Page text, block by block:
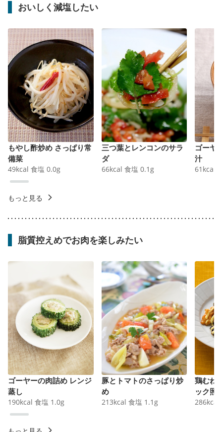
おいしく減塩したい
もやし酢炒め さっぱり常
備菜
49kcal 食塩 0.0g
三つ葉とレンコンのサラ
ダ
66kcal 食塩 0.1 g
ゴーヤ
汁
61 kcal
もっと見る
脂質控えめでお肉を楽しみたい
ゴーヤーの肉詰め レンジ
蒸し
190kcal 食塩 1.0g
豚とトマトのさっぱり炒
め
213kcal 食塩 1.1 g
鶏むね
ック照
286kcal